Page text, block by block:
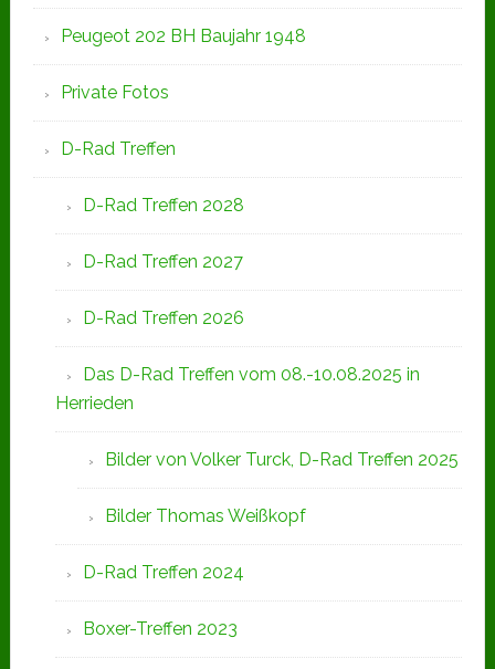
Peugeot 202 BH Baujahr 1948
Private Fotos
D-Rad Treffen
D-Rad Treffen 2028
D-Rad Treffen 2027
D-Rad Treffen 2026
Das D-Rad Treffen vom 08.-10.08.2025 in
Herrieden
Bilder von Volker Turck, D-Rad Treffen 2025
Bilder Thomas Weißkopf
D-Rad Treffen 2024
Boxer-Treffen 2023